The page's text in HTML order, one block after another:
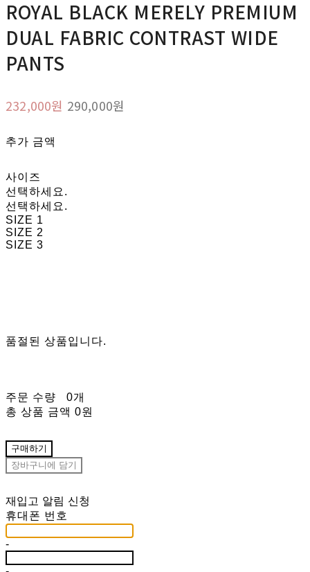
ROYAL BLACK MERELY PREMIUM
DUAL FABRIC CONTRAST WIDE
PANTS
232,000원 290,000원
추가 금액
사이즈
선택하세요.
선택하세요.
SIZE 1
SIZE 2
SIZE 3
품절된 상품입니다.
주문 수량
0개
총 상품 금액 0원
구매하기
장바구니에 담기
재입고 알림 신청
휴대폰 번호
-